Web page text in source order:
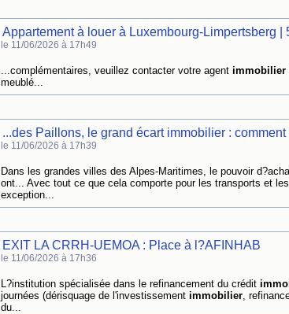
Appartement à louer à Luxembourg-Limpertsberg |
le 11/06/2026 à 17h49
...complémentaires, veuillez contacter votre agent immobilier
meublé...
...des Paillons, le grand écart immobilier :
le 11/06/2026 à 17h39
Dans les grandes villes des Alpes-Maritimes, le pouvoir
ont... Avec tout ce que cela comporte pour les transports et
exception...
EXIT LA CRRH-UEMOA : Place à l?AFINHAB
le 11/06/2026 à 17h36
L?institution spécialisée dans le refinancement du crédit
journées (dérisquage de l'investissement immobilier,
du...